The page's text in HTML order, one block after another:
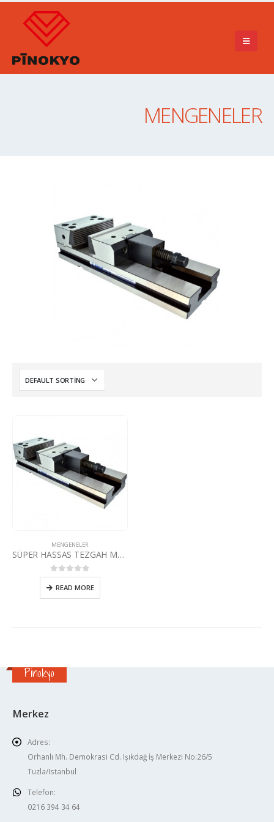
MENGENELER
MENGENELER
SÜPER HASSAS TEZGAH MENGENESİ
05 üzerinden
READ MORE
Pinokyo
Merkez
Adres:
Orhanlı Mh. Demokrasi Cd. Işıkdağ İş Merkezi No:26/5
Tuzla/Istanbul
Telefon:
0216 394 34 64